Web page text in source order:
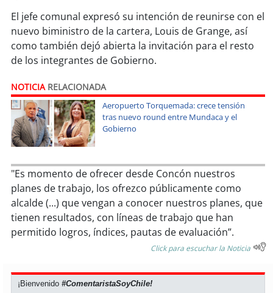
soyquillota
soysanantonio
soychillán
soysancarlos
soytalcahuano
soyconcepción
soy coronel
soyarauco
soytemuco
El jefe comunal expresó su intención de reunirse con el
nuevo biministro de la cartera, Louis de Grange, así
como también dejó abierta la invitación para el resto
de los integrantes de Gobierno.
NOTICIARELACIONADA
Aeropuerto Torquemada: crece tensión
tras nuevo round entre Mundaca y el
Gobierno
"Es momento de ofrecer desde Concón nuestros
planes de trabajo, los ofrezco públicamente como
alcalde (...) que vengan a conocer nuestros planes, que
tienen resultados, con líneas de trabajo que han
permitido logros, índices, pautas de evaluación”.
Click para escuchar la Noticia
¡Bienvenido#ComentaristaSoyChile!